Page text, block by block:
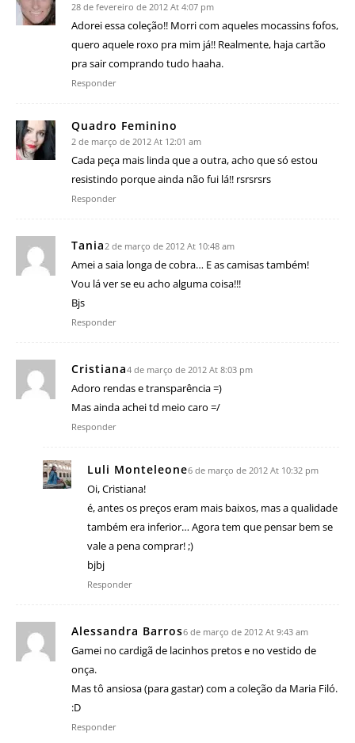
28 de fevereiro de 2012 At 4:07 pm
Adorei essa coleção!! Morri com aqueles mocassins fofos,
quero aquele roxo pra mim já!! Realmente, haja cartão
pra sair comprando tudo haaha.
Responder
Quadro Feminino
2 de março de 2012 At 12:01 am
Cada peça mais linda que a outra, acho que só estou
resistindo porque ainda não fui lá!! rsrsrsrs
Responder
Tania2 de março de 2012 At 10:48 am
Amei a saia longa de cobra… E as camisas também!
Vou lá ver se eu acho alguma coisa!!!
Bjs
Responder
Cristiana4 de março de 2012 At 8:03 pm
Adoro rendas e transparência =)
Mas ainda achei td meio caro =/
Responder
Luli Monteleone6 de março de 2012 At 10:32 pm
Oi, Cristiana!
é, antes os preços eram mais baixos, mas a qualidade
também era inferior… Agora tem que pensar bem se
vale a pena comprar! ;)
bjbj
Responder
Alessandra Barros6 de março de 2012 At 9:43 am
Gamei no cardigã de lacinhos pretos e no vestido de
onça.
Mas tô ansiosa (para gastar) com a coleção da Maria Filó.
:D
Responder